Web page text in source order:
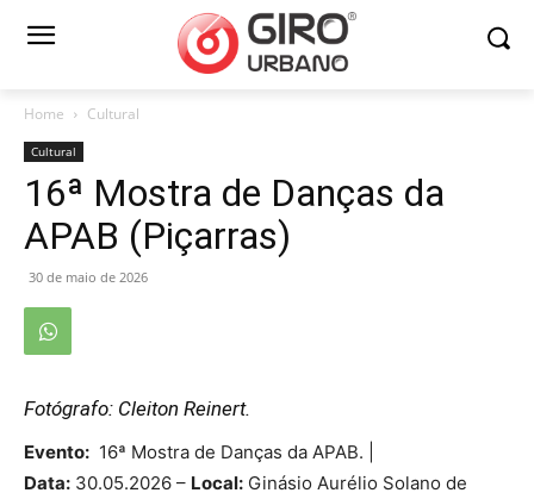
Home Cultural
Cultural
16ª Mostra de Danças da
APAB (Piçarras)
30 de maio de 2026
Fotógrafo: Cleiton Reinert.
Evento: 16ª Mostra de Danças da APAB. |
Data: 30.05.2026 – Local: Ginásio Aurélio Solano de